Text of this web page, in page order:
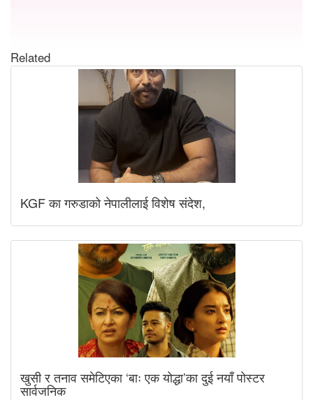
Related
KGF का गरुडाको नेपालीलाई विशेष संदेश,
खुसी र तनाव समेटिएका ‘बाः एक योद्धा’का दुई नयाँ पोस्टर
सार्वजनिक